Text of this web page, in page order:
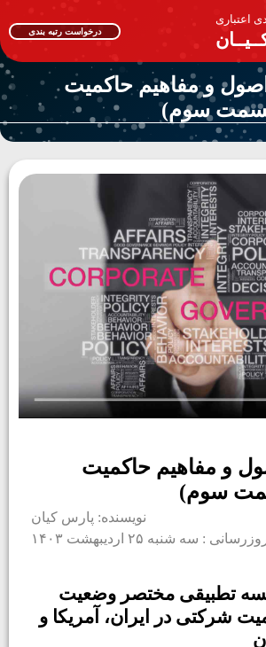
اعتباری
درخواست رتبه بندی
اصول و مفاهیم حاکمیت
سوم)
و مفاهیم حاکمیت
سوم)
نویسنده: پارس کیان
: سه شنبه ۲۵ اردیبهشت ۱۴۰۳
تطبیقی مختصر وضعیت
شرکتی در ایران، آمریکا و